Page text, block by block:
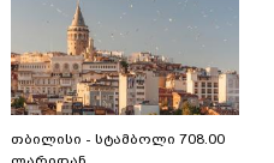
თბილისი - სტამბოლი 708.00